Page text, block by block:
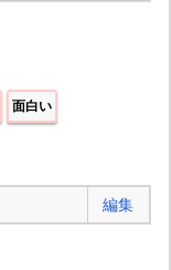
面白い
編集